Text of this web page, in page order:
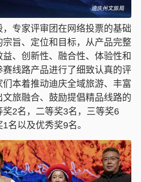
专家评审团在网络投票的基础
宗旨、定位和目标，从产品完整
、创新性、融合性、体验性和
线路产品进行了细致认真的评
本着推动迪庆全域旅游、丰富
旅融合、鼓励提倡精品线路的
2名，二等奖3名，三等奖6
名以及优秀奖9名。